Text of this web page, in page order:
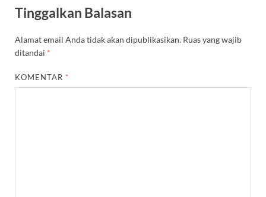
Tinggalkan Balasan
Alamat email Anda tidak akan dipublikasikan. Ruas yang wajib
ditandai *
KOMENTAR *